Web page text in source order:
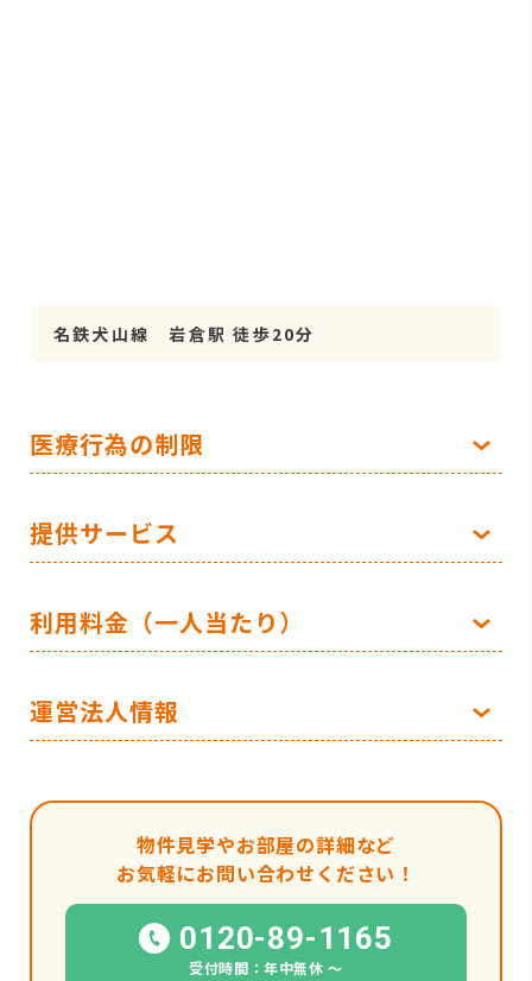
名鉄犬山線 岩倉駅 徒歩20分
医療行為の制限
提供サービス
利用料金（一人当たり）
運営法人情報
物件見学やお部屋の詳細など
お気軽にお問い合わせください！
0120-89-1165
受付時間：年中無休 〜